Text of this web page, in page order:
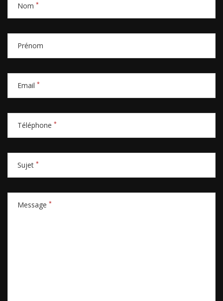
Nom *
Prénom
Email *
Téléphone *
Sujet *
Message *